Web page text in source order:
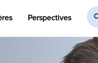
Perspectives